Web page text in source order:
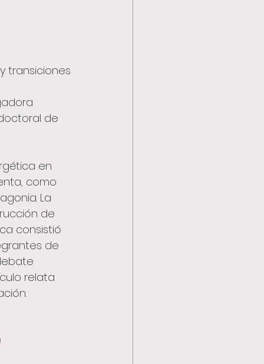
transiciones
de
en
como
La
de
consistió
de
relata